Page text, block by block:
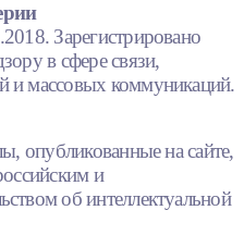
Зарегистрировано
в сфере связи,
и массовых коммуникаций.
опубликованные на сайте,
и
об интеллектуальной